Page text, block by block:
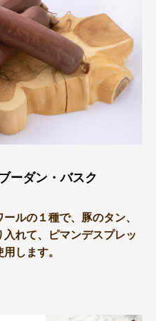
ーダン・バスク
ルの１種で、豚のタン、
れて、ピマンデスプレッ
します。